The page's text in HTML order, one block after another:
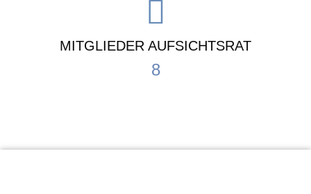
MITGLIEDER AUFSICHTSRAT
8